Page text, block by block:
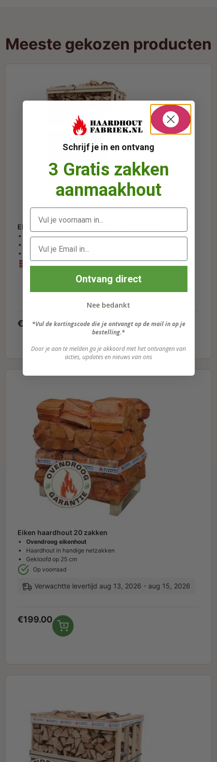
Meeste gekozen producten
Elzen Haardhout hele pallet ovengedroogd
Ovendroog
Gekloofd op 25 cm
Elzen haardhout
€ 445.00Lees verder
Eiken haardhout 20 zakken
Ovendroog eikenhout
Haardhout in handige netzakken
Gekloofd op 25 cm
Op voorraad
Verwachtte levertijd aug 13, 2026 - aug 15, 2026
€199.00
Schrijf je in en ontvang
3 Gratis zakken
aanmaakhout
Ontvang direct
Nee bedankt
*Vul de kortingscode die je ontvangt op de mail in op je
bestelling.*
Door je aan te melden ga je akkoord met het ontvangen van
acties, updates en nieuws van ons